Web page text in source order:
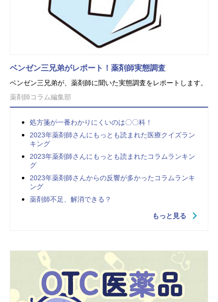
ベンゼン三兄弟がレポート！薬剤師実態調査
ベンゼン三兄弟が、薬剤師に聞いた実態調査をレポートします。
薬剤師コラム編集部
処方箋が一番わかりにくいのは〇〇科！
2023年薬剤師さんにもっとも読まれた医療クイズラン
キング
2023年薬剤師さんにもっとも読まれたコラムランキン
グ
2023年薬剤師さんからの反響が多かったコラムランキ
ング
薬剤師不足、解消できる？
もっと見る